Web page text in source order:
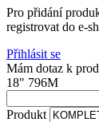
Pro přidání
registrovat do e-
Přihlásit se
Mám dotaz k
18" 796M
Produkt